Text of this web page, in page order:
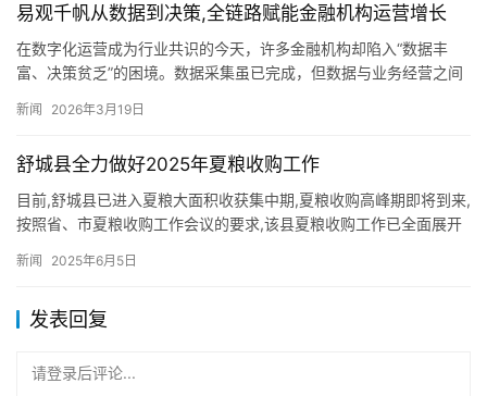
易观千帆从数据到决策,全链路赋能金融机构运营增长
在数字化运营成为行业共识的今天，许多金融机构却陷入“数据丰
富、决策贫乏”的困境。数据采集虽已完成，但数据与业务经营之间
代。…
新闻 2026年3月19日
舒城县全力做好2025年夏粮收购工作
目前,舒城县已进入夏粮大面积收获集中期,夏粮收购高峰期即将到来,
按照省、市夏粮收购工作会议的要求,该县夏粮收购工作已全面展开
新闻 2025年6月5日
发表回复
请登录后评论...